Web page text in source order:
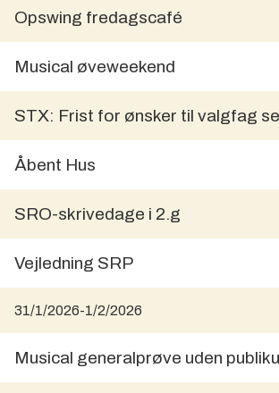
Opswing fredagscafé
Musical øveweekend
STX: Frist for ønsker til valgfag
Åbent Hus
SRO-skrivedage i 2.g
Vejledning SRP
31/1/2026-1/2/2026
Musical generalprøve uden